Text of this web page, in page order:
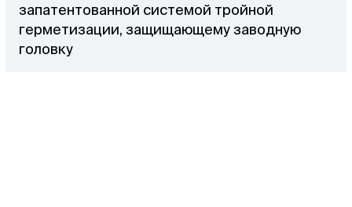
запатентованной системой тройной
герметизации, защищающему заводную
головку